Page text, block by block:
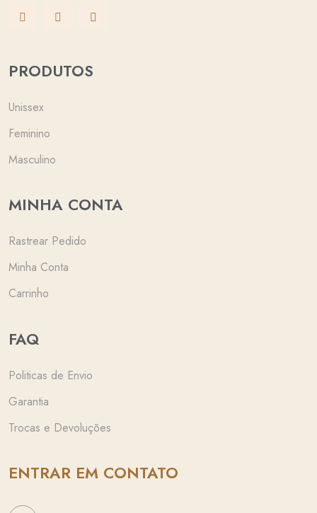
PRODUTOS
Unissex
Feminino
Masculino
MINHA CONTA
Rastrear Pedido
Minha Conta
Carrinho
FAQ
Politicas de Envio
Garantia
Trocas e Devoluções
ENTRAR EM CONTATO